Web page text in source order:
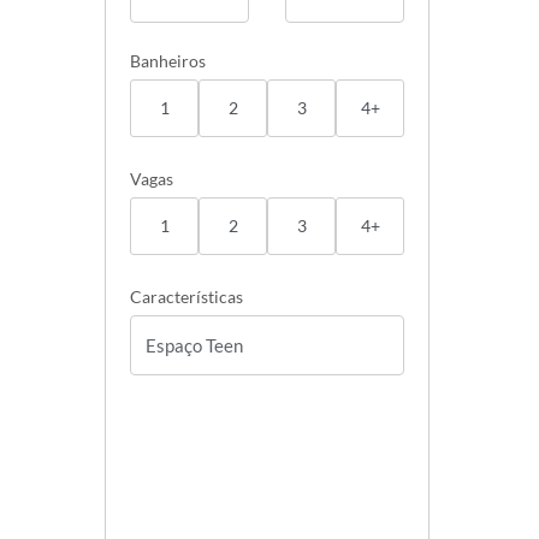
Banheiros
1 2 3 4+
Vagas
1 2 3 4+
Características